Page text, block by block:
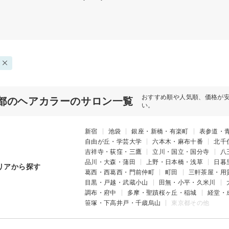
のヘアカラーのサロン一覧
おすすめ順や人気順、価格が
い。
アから探す
新宿 池袋 銀座・新橋・有楽町
表参道・
自由が丘・学芸大学
六本木・麻布十番
北千
吉祥寺・荻窪・三鷹
立川・国立・国分寺
八
品川・大森・蒲田
上野・日本橋・浅草
日暮
葛西・西葛西・門前仲町
町田
三軒茶屋・用
目黒・戸越・武蔵小山
田無・小平・久米川
調布・府中
多摩・聖蹟桜ヶ丘・稲城
経堂・
笹塚・下高井戸・千歳烏山
東京都その他